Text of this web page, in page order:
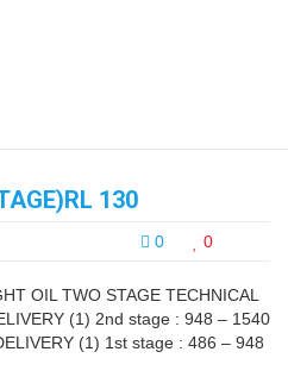
130
0 0
OIL TWO STAGE TECHNICAL
(1) 2nd stage : 948 – 1540
(1) 1st stage : 486 – 948